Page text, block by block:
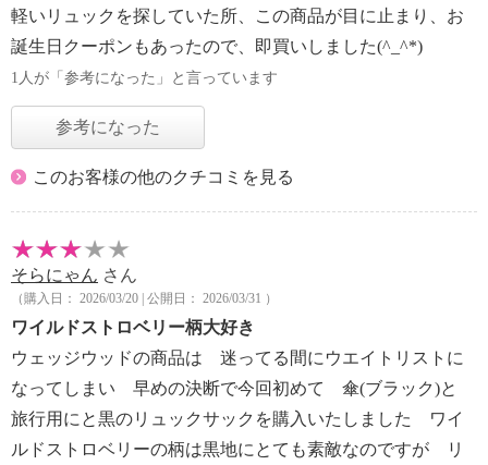
軽いリュックを探していた所、この商品が目に止まり、お
誕生日クーポンもあったので、即買いしました(^_^*)
1人が「参考になった」と言っています
参考になった
このお客様の他のクチコミを見る
そらにゃん さん
（購入日： 2026/03/20 | 公開日： 2026/03/31 ）
ワイルドストロベリー柄大好き
ウェッジウッドの商品は 迷ってる間にウエイトリストに
なってしまい 早めの決断で今回初めて 傘(ブラック)と
旅行用にと黒のリュックサックを購入いたしました ワイ
ルドストロベリーの柄は黒地にとても素敵なのですが リ